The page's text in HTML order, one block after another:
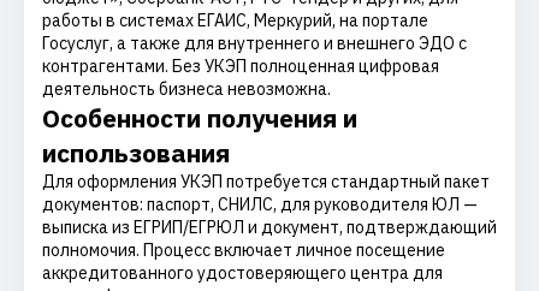
работы в системах ЕГАИС, Меркурий, на портале
Госуслуг, а также для внутреннего и внешнего ЭДО с
контрагентами. Без УКЭП полноценная цифровая
деятельность бизнеса невозможна.
Особенности получения и
использования
Для оформления УКЭП потребуется стандартный пакет
документов: паспорт, СНИЛС, для руководителя ЮЛ —
выписка из ЕГРИП/ЕГРЮЛ и документ, подтверждающий
полномочия. Процесс включает личное посещение
аккредитованного удостоверяющего центра для